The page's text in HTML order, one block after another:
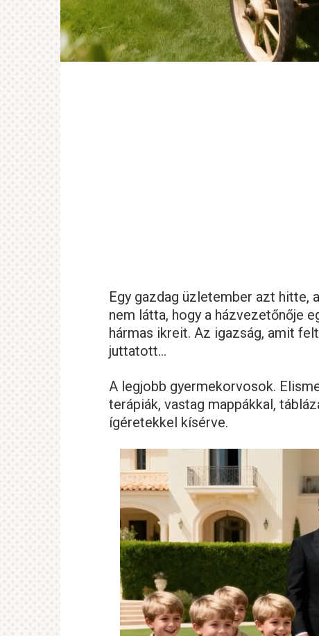
Egy gazdag üzletember azt hitte,
nem látta, hogy a házvezetőnője
hármas ikreit. Az igazság, amit
juttatott…
A legjobb gyermekorvosok.
terápiák, vastag mappákkal,
ígéretekkel kísérve.